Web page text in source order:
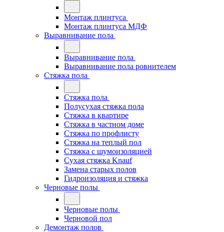
Монтаж плинтуса
Монтаж плинтуса МДФ
Выравнивание пола
Выравнивание пола
Выравнивание пола ровнителем
Стяжка пола
Стяжка пола
Полусухая стяжка пола
Стяжка в квартире
Стяжка в частном доме
Стяжка по профлисту
Стяжка на теплый пол
Стяжка с шумоизоляцией
Сухая стяжка Knauf
Замена старых полов
Гидроизоляция и стяжка
Черновые полы
Черновые полы
Черновой пол
Демонтаж полов